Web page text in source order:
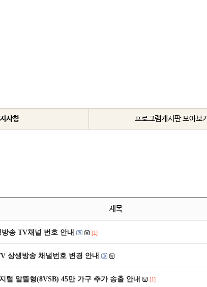
사항 프로그램게시판 모아보기
제목
방송 TV채널 번호 안내 [1]
상생방송 채널번호 변경 안내
털 알뜰형(8VSB) 45만 가구 추가 송출 안내 [1]